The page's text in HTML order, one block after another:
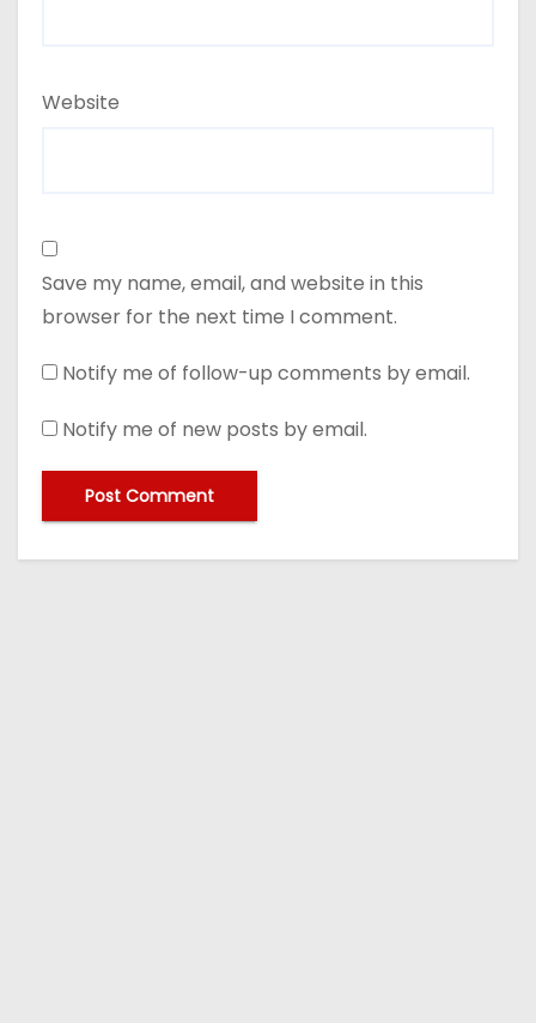
Website
Save my name, email, and website in this
browser for the next time I comment.
Notify me of follow-up comments by email.
Notify me of new posts by email.